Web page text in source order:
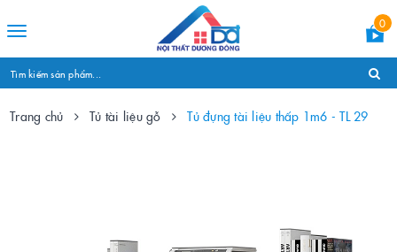
Toggle
0
Trang chủ Tủ tài liệu gỗ Tủ đựng tài liệu thấp 1m6 - TL 29